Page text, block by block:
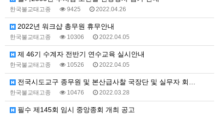
한국불교태고종 9425 2022.04.26
2022년 워크샵 총무원 휴무안내
한국불교태고종 10306 2022.04.05
제 46기 수계자 전반기 연수교육 실시안내
한국불교태고종 10526 2022.04.05
전국시도교구 종무원 및 본산급사찰 국장단 및 실무자 회…
한국불교태고종 10476 2022.03.28
필수 제145회 임시 중앙종회 개최 공고